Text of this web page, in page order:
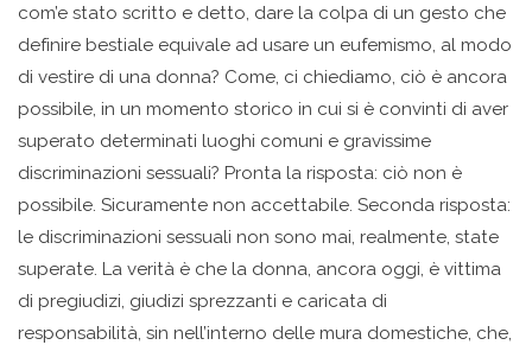
com’e stato scritto e detto, dare la colpa di un gesto che
definire bestiale equivale ad usare un eufemismo, al modo
di vestire di una donna? Come, ci chiediamo, ciò è ancora
possibile, in un momento storico in cui si è convinti di aver
superato determinati luoghi comuni e gravissime
discriminazioni sessuali? Pronta la risposta: ciò non è
possibile. Sicuramente non accettabile. Seconda risposta:
le discriminazioni sessuali non sono mai, realmente, state
superate. La verità è che la donna, ancora oggi, è vittima
di pregiudizi, giudizi sprezzanti e caricata di
responsabilità, sin nell’interno delle mura domestiche, che,